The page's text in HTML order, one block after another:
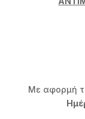
Με αφορμή